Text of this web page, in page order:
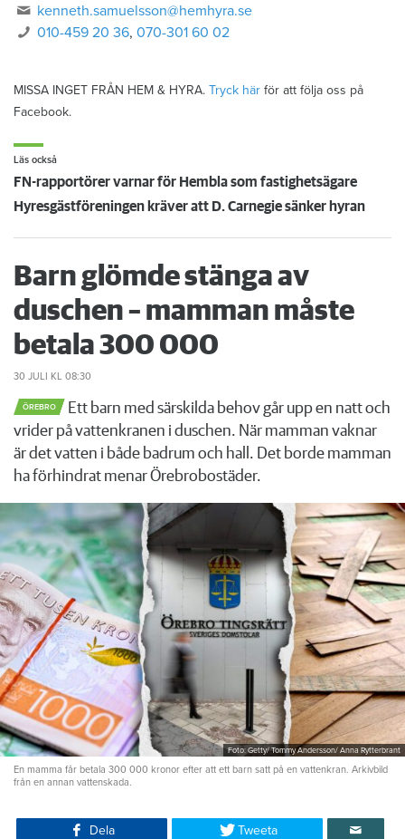
kenneth.samuelsson@hemhyra.se
010-459 20 36,070-301 60 02
MISSA INGET FRÅN HEM & HYRA. Tryck här för att följa oss på
Facebook.
Läs också
FN-rapportörer varnar för Hembla som fastighetsägare
Hyresgästföreningen kräver att D. Carnegie sänker hyran
Barn glömde stänga av
duschen – mamman måste
betala 300 000
30 JULI KL 08:30
ÖREBRO
Ett barn med särskilda behov går upp en natt och
vrider på vattenkranen i duschen. När mamman vaknar
är det vatten i både badrum och hall. Det borde mamman
ha förhindrat menar Örebrobostäder.
Foto: Getty/ Tommy Andersson/ Anna Rytterbrant
En mamma får betala 300 000 kronor efter att ett barn satt på en vattenkran. Arkivbild
från en annan vattenskada.
Dela Tweeta